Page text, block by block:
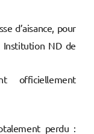
d’aisance, pour
Institution ND de
officiellement
perdu :